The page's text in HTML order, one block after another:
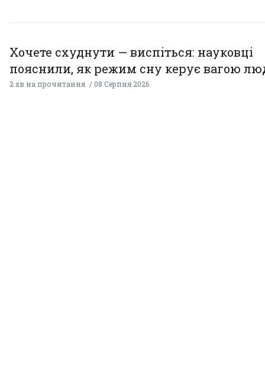
Хочете схуднути — виспіться: науковці
пояснили, як режим сну керує вагою
2 хв на прочитання 08 Серпня 2026